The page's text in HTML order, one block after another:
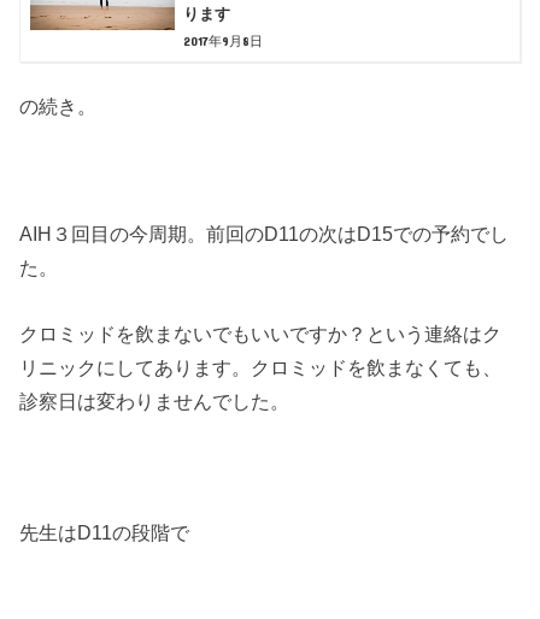
ります
2017年9月8日
の続き。
AIH３回目の今周期。前回のD11の次はD15での予約でし
た。
クロミッドを飲まないでもいいですか？という連絡はク
リニックにしてあります。クロミッドを飲まなくても、
診察日は変わりませんでした。
先生はD11の段階で